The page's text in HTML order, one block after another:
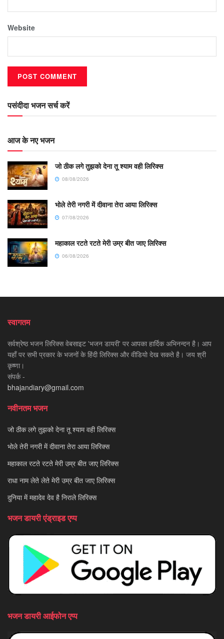
Website
पसंदीदा भजन सर्च करें
आज के नए भजन
जो ठीक लगे तुझको देना तू श्याम वही लिरिक्स
08/08/2026
भोले तेरी नगरी में दीवाना तेरा आया लिरिक्स
07/08/2026
महाकाल रटते रटते मेरी उम्र बीत जाए लिरिक्स
06/08/2026
स्वागतम
सर्वश्रेष्ठ भजन लिरिक्स वेबसाइट 'भजन डायरी' पर आपका हार्दिक अभिनन्दन है। आप
यहाँ पर सभी प्रकार के भजनों के हिंदी लिरिक्स और वीडियो देख सकते है। जय श्री
कृष्णा।
संपर्क -
bhajandiary@gmail.com
नवीनतम भजन
जो ठीक लगे तुझको देना तू श्याम वही लिरिक्स
भोले तेरी नगरी में दीवाना तेरा आया लिरिक्स
महाकाल रटते रटते मेरी उम्र बीत जाए लिरिक्स
राधा नाम लेते लेते मेरी उम्र बीत जाए लिरिक्स
दुनिया में महादेव देव है निराले लिरिक्स
भजन डायरी एंड्राइड एप्प
भजन डायरी आईफोन एप्प